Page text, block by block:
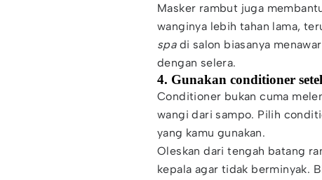
Masker rambut juga
wanginya lebih tahan lama,
spadi salon biasanya
dengan selera.
4. Gunakan conditioner
Conditioner bukan cuma
wangi dari sampo. Pilih
yang kamu gunakan.
Oleskan dari tengah batang
kepala agar tidak berminyak.